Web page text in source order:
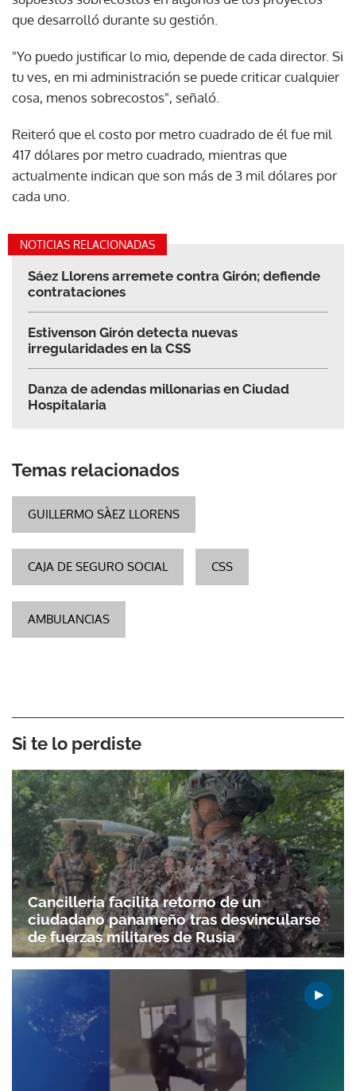
que desarrolló durante su gestión.
"Yo puedo justificar lo mio, depende de cada director. Si
tu ves, en mi administración se puede criticar cualquier
cosa, menos sobrecostos", señaló.
Reiteró que el costo por metro cuadrado de él fue mil
417 dólares por metro cuadrado, mientras que
actualmente indican que son más de 3 mil dólares por
cada uno.
NOTICIAS RELACIONADAS
Sáez Llorens arremete contra Girón; defiende
contrataciones
Estivenson Girón detecta nuevas
irregularidades en la CSS
Danza de adendas millonarias en Ciudad
Hospitalaria
Temas relacionados
GUILLERMO SÀEZ LLORENS
CAJA DE SEGURO SOCIAL CSS
AMBULANCIAS
Si te lo perdiste
Cancillería facilita retorno de un
ciudadano panameño tras desvincularse
de fuerzas militares de Rusia